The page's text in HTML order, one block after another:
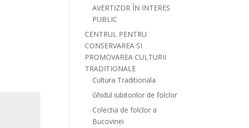
AVERTIZOR ÎN INTERES
PUBLIC
CENTRUL PENTRU
CONSERVAREA SI
PROMOVAREA CULTURII
TRADITIONALE
Cultura Traditionala
Ghidul iubitorilor de folclor
Colectia de folclor a
Bucovinei